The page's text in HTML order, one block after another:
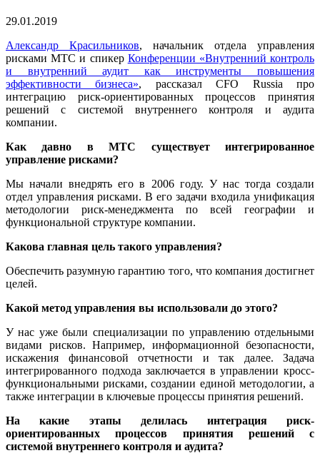
29.01.2019
Александр Красильников, начальник отдела управления
рисками МТС и спикер Конференции «Внутренний контроль
и внутренний аудит как инструменты повышения
эффективности бизнеса», рассказал CFO Russia про
интеграцию риск-ориентированных процессов принятия
решений с системой внутреннего контроля и аудита
компании.
Как давно в МТС существует интегрированное
управление рисками?
Мы начали внедрять его в 2006 году. У нас тогда создали
отдел управления рисками. В его задачи входила унификация
методологии риск-менеджмента по всей географии и
функциональной структуре компании.
Какова главная цель такого управления?
Обеспечить разумную гарантию того, что компания достигнет
целей.
Какой метод управления вы использовали до этого?
У нас уже были специализации по управлению отдельными
видами рисков. Например, информационной безопасности,
искажения финансовой отчетности и так далее. Задача
интегрированного подхода заключается в управлении кросс-
функциональными рисками, создании единой методологии, а
также интеграции в ключевые процессы принятия решений.
На какие этапы делилась интеграция риск-
ориентированных процессов принятия решений с
системой внутреннего контроля и аудита?